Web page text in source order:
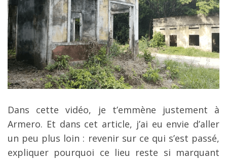
Le logement en voyage
Assurance voyage !
LA carte bancaire
voyage !
Louer une voiture !
L’auteur
Dans cette vidéo, je t’emmène justement à
Armero. Et dans cet article, j’ai eu envie d’aller
un peu plus loin : revenir sur ce qui s’est passé,
expliquer pourquoi ce lieu reste si marquant